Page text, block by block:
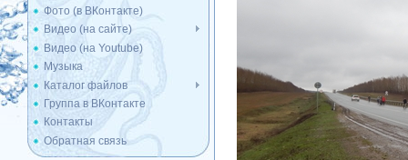
Фото (в ВКонтакте)
Видео (на сайте)
Видео (на Youtube)
Музыка
Каталог файлов
Группа в ВКонтакте
Контакты
Обратная связь